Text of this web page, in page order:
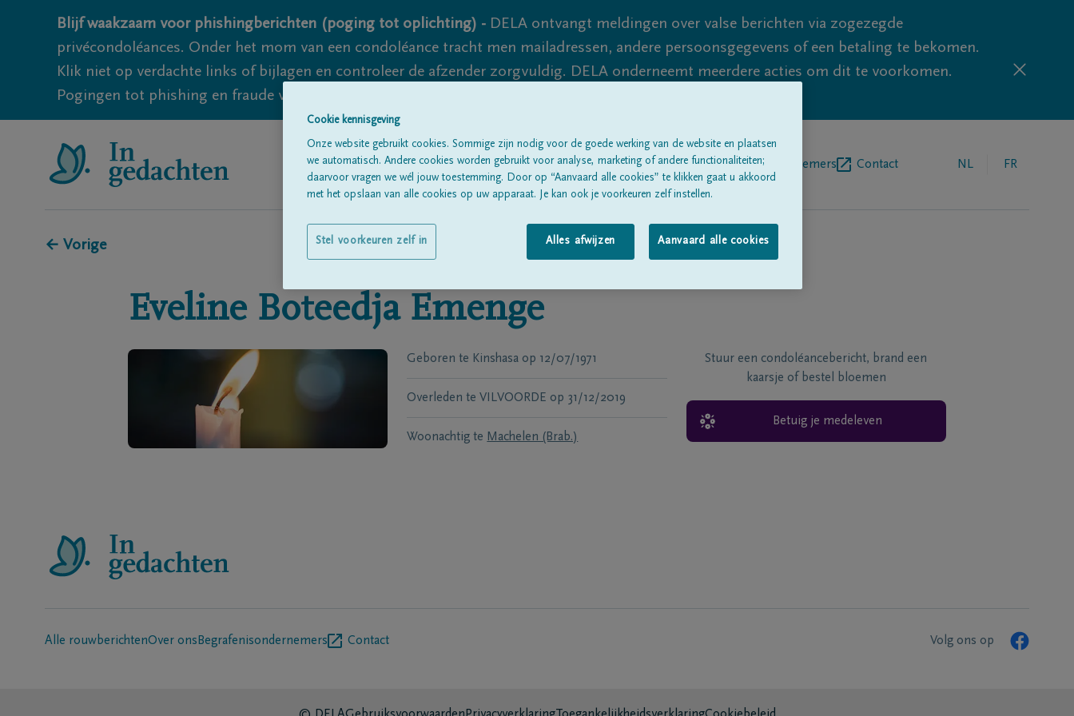
Blijf waakzaam voor phishingberichten (poging tot oplichting) - DELA ontvangt meldingen over valse berichten via zogezegde
privécondoléances. Onder het mom van een condoléance tracht men mailadressen, andere persoonsgegevens of een betaling te bekomen.
Klik niet op verdachte links of bijlagen en controleer de afzender zorgvuldig. DELA onderneemt meerdere acties om dit te voorkomen.
Pogingen tot phishing en fraude vallen echter nooit volledig uit te sluiten, dus blijf waakzaam.
Alle rouwberichten Over onsBegrafenisondernemers Contact NL FR
← Vorige
Eveline Boteedja Emenge
Geboren te Kinshasa op 12/07/1971
Overleden te VILVOORDE op 31/12/2019
Woonachtig te Machelen (Brab.)
Stuur een condoléancebericht, brand een
kaarsje of bestel bloemen
Betuig je medeleven
Alle rouwberichtenOver ons Begrafenisondernemers Contact Volg ons op
Cookie kennisgeving
Onze website gebruikt cookies. Sommige zijn nodig voor de goede werking van de website en plaatsen
we automatisch. Andere cookies worden gebruikt voor analyse, marketing of andere functionaliteiten;
daarvoor vragen we wél jouw toestemming. Door op “Aanvaard alle cookies” te klikken gaat u akkoord
met het opslaan van alle cookies op uw apparaat. Je kan ook je voorkeuren zelf instellen.
Alles afwijzen Aanvaard alle cookies
Stel voorkeuren zelf in